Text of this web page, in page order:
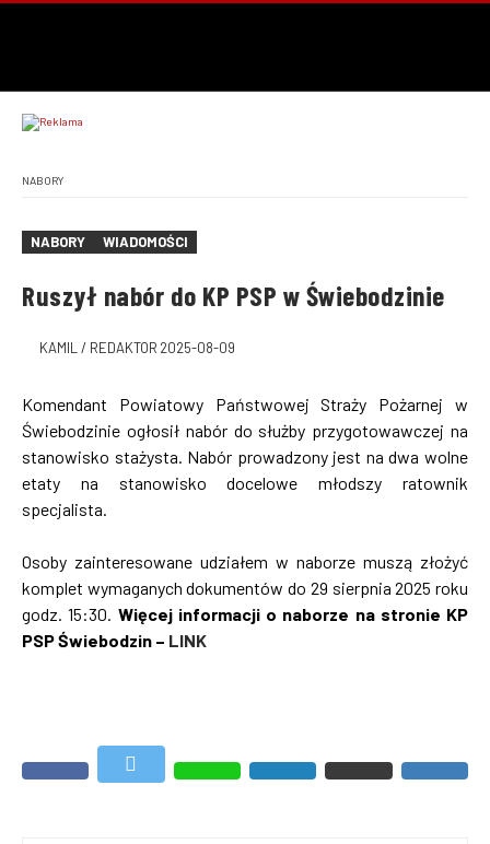
NABORY
NABORY WIADOMOŚCI
Ruszył nabór do KP PSP w Świebodzinie
KAMIL / REDAKTOR 2025-08-09
Komendant Powiatowy Państwowej Straży Pożarnej w
Świebodzinie ogłosił nabór do służby przygotowawczej na
stanowisko stażysta. Nabór prowadzony jest na dwa wolne
etaty na stanowisko docelowe młodszy ratownik
specjalista.
Osoby zainteresowane udziałem w naborze muszą złożyć
komplet wymaganych dokumentów do 29 sierpnia 2025 roku
godz. 15:30. Więcej informacji o naborze na stronie KP
PSP Świebodzin – LINK